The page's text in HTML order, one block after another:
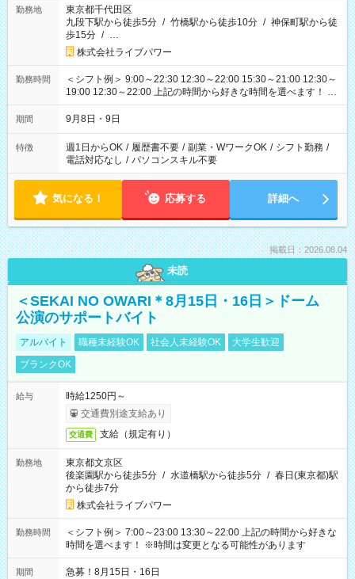
勤務地
東京都千代田区
九段下駅から徒歩5分 / 竹橋駅から徒歩10分 / 神保町駅から徒
歩15分 / …
株式会社ライブパワー
勤務時間
＜シフト例＞ 9:00～22:30 12:30～22:00 15:30～21:00 12:30～
19:00 12:30～22:00 上記の時間から好きな時間を選べます！ ※
時間は変更となる可能性があります
期間 9月8日・9日
特徴 週1日からOK / 履歴書不要 / 副業・WワークOK / シフト勤務 /
電話対応なし / パソコンスキル不要
気になる！ 応募する 詳細へ
掲載日：2026.08.04
未読
＜SEKAI NO OWARI＊8月15日・16日＞ドーム
公演のサポートバイト
アルバイト 職種未経験OK 社会人未経験OK
大学生歓迎
ブランクOK
給与
時給1250円～
交通費別途支給あり
交通費 支給（規定有り）
勤務地
東京都文京区
後楽園駅から徒歩5分 / 水道橋駅から徒歩5分 / 春日(東京都)駅
から徒歩7分
株式会社ライブパワー
勤務時間
＜シフト例＞ 7:00～23:00 13:30～22:00 上記の時間から好きな
時間を選べます！ ※時間は変更となる可能性があります
期間 急募！8月15日・16日